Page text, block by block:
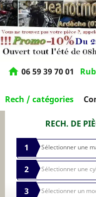
home 06 59 39 70 01
Rech / catégories
RECH. DE
1
2
3